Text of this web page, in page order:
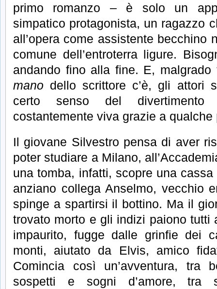
primo romanzo – è solo un
simpatico protagonista, un ragazzo
all’opera come assistente becchino
comune dell’entroterra ligure.
andando fino alla fine. E,
mano dello scrittore c’è, gli attori
certo senso del divertimento
costantemente viva grazie a
Il giovane Silvestro pensa di aver
poter studiare a Milano,
una tomba, infatti, scopre una
anziano collega Anselmo, vecchio
spinge a spartirsi il bottino. Ma il
trovato morto e gli indizi paiono tutti
impaurito, fugge dalle grinfie dei
monti, aiutato da Elvis, amico
Comincia così un’avventura, tra
sospetti e sogni d’amore, tra